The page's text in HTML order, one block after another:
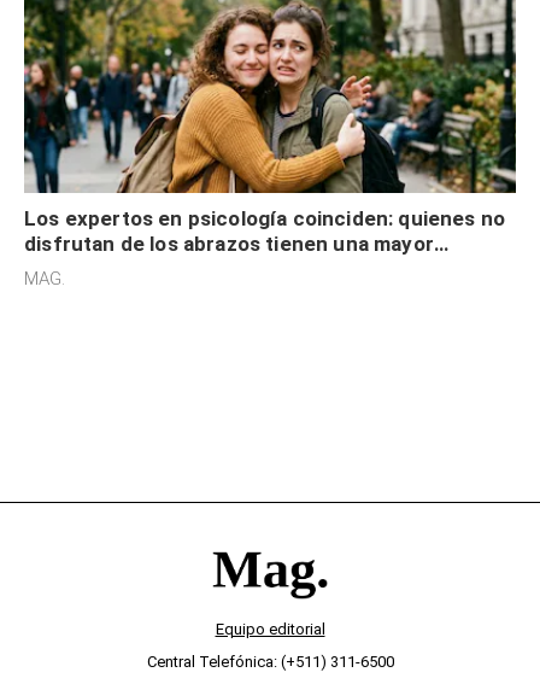
Los expertos en psicología coinciden: quienes no
disfrutan de los abrazos tienen una mayor
sensibilidad a los estímulos físicos y no es por
MAG.
Equipo editorial
Central Telefónica: (+511) 311-6500